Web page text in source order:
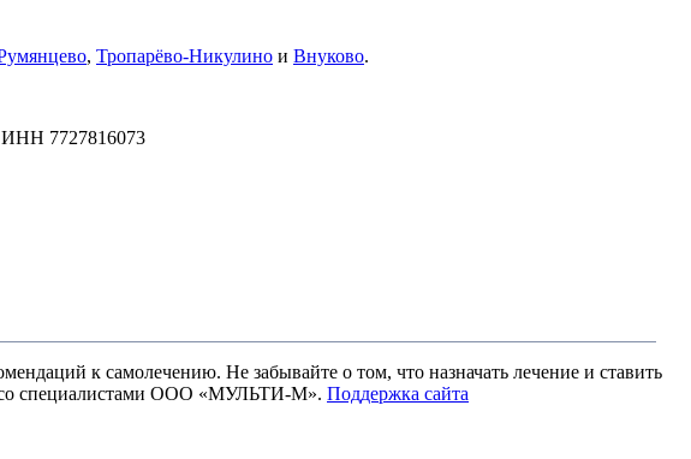
, Тропарёво-Никулино и Внуково.
7727816073
к самолечению. Не забывайте о том, что назначать лечение и ставить
со специалистами ООО «МУЛЬТИ-М». Поддержка сайта